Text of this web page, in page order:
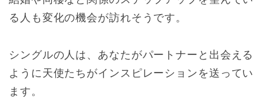
る人も変化の機会が訪れそうです。
シングルの人は、あなたがパートナーと出会える
ように天使たちがインスピレーションを送ってい
ます。